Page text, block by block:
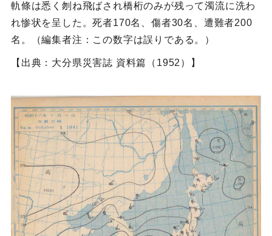
軌條は悉く刎ね飛ばされ橋桁のみが残って濁流に洗わ
れ惨状を呈した。死者170名、傷者30名、遭難者200
名。（編集者注：この数字は誤りである。）
【出典：大分県災害誌 資料篇（1952）】